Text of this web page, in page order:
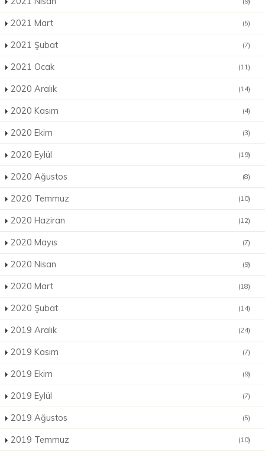
2021 Mart (5)
2021 Şubat (7)
2021 Ocak (11)
2020 Aralık (14)
2020 Kasım (4)
2020 Ekim (3)
2020 Eylül (19)
2020 Ağustos (8)
2020 Temmuz (10)
2020 Haziran (12)
2020 Mayıs (7)
2020 Nisan (9)
2020 Mart (18)
2020 Şubat (14)
2019 Aralık (24)
2019 Kasım (7)
2019 Ekim (9)
2019 Eylül (7)
2019 Ağustos (5)
2019 Temmuz (10)